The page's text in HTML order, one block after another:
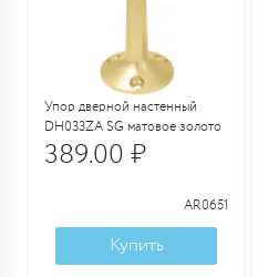
Упор дверной настенный
DH033ZA SG матовое золото
389.00 ₽
AR0651
Купить